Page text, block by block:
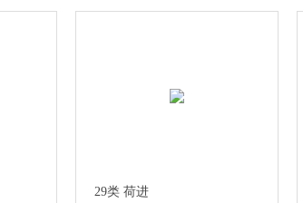
29类 荷进